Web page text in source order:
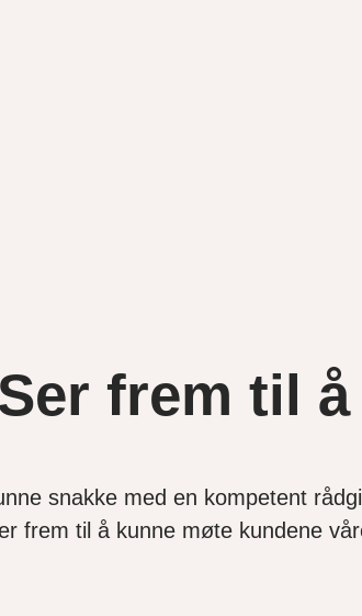
frem til
snakke med en kompetent
frem til å kunne møte kundene